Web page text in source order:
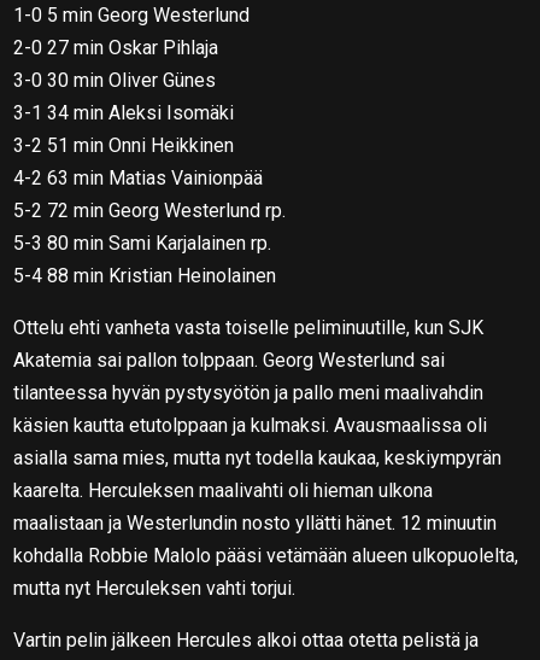
1-0 5 min Georg Westerlund
2-0 27 min Oskar Pihlaja
3-0 30 min Oliver Günes
3-1 34 min Aleksi Isomäki
3-2 51 min Onni Heikkinen
4-2 63 min Matias Vainionpää
5-2 72 min Georg Westerlund rp.
5-3 80 min Sami Karjalainen rp.
5-4 88 min Kristian Heinolainen
Ottelu ehti vanheta vasta toiselle peliminuutille, kun SJK
Akatemia sai pallon tolppaan. Georg Westerlund sai
tilanteessa hyvän pystysyötön ja pallo meni maalivahdin
käsien kautta etutolppaan ja kulmaksi. Avausmaalissa oli
asialla sama mies, mutta nyt todella kaukaa, keskiympyrän
kaarelta. Herculeksen maalivahti oli hieman ulkona
maalistaan ja Westerlundin nosto yllätti hänet. 12 minuutin
kohdalla Robbie Malolo pääsi vetämään alueen ulkopuolelta,
mutta nyt Herculeksen vahti torjui.
Vartin pelin jälkeen Hercules alkoi ottaa otetta pelistä ja